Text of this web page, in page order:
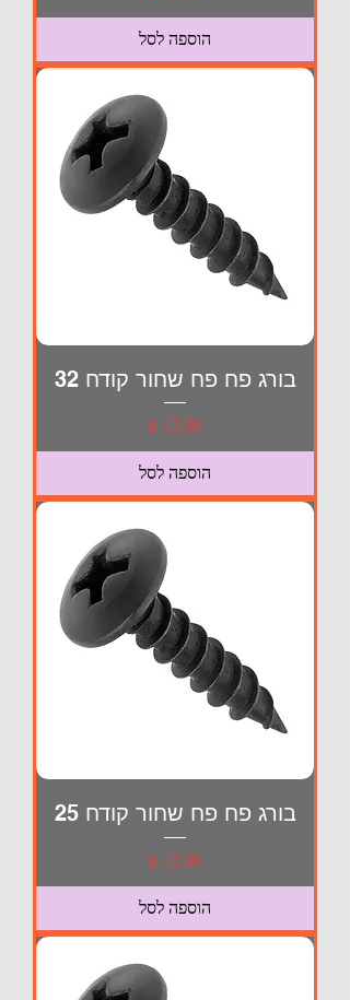
הוספה לסל
בורג פח פח שחור קודח 32
מחיר
הוספה לסל
בורג פח פח שחור קודח 25
מחיר
הוספה לסל